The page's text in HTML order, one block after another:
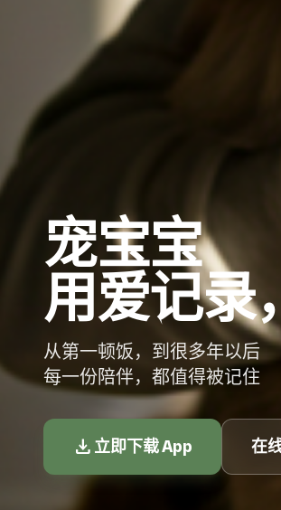
宠宝宝
用爱记录
从第一顿饭，到很多年以后
每一份陪伴，都值得被记住
download 立即下载 App 在